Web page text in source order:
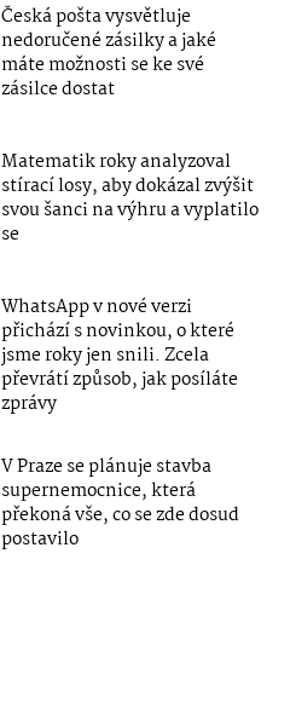
Česká pošta vysvětluje
nedoručené zásilky a jaké
máte možnosti se ke své
zásilce dostat
Matematik roky analyzoval
stírací losy, aby dokázal zvýšit
svou šanci na výhru a vyplatilo
se
WhatsApp v nové verzi
přichází s novinkou, o které
jsme roky jen snili. Zcela
převrátí způsob, jak posíláte
zprávy
V Praze se plánuje stavba
supernemocnice, která
překoná vše, co se zde dosud
postavilo